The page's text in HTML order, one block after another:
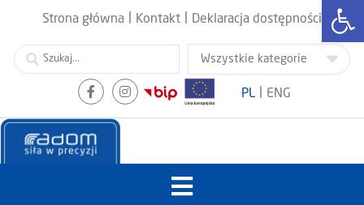
Strona główna Kontakt Deklaracja dostępności
PL ENG